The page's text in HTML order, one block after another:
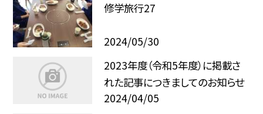
修学旅行27
2024/05/30
2023年度（令和5年度）に掲載さ
れた記事につきましてのお知らせ
2024/04/05